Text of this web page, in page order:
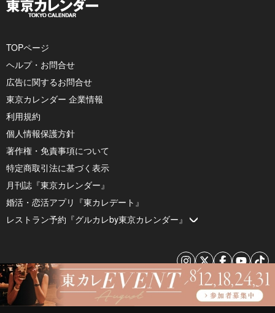
TOPページ
ヘルプ・お問合せ
広告に関するお問合せ
東京カレンダー 企業情報
利用規約
個人情報保護方針
著作権・免責事項について
特定商取引法に基づく表示
月刊誌『東京カレンダー』
婚活・恋活アプリ『東カレデート』
レストラン予約『グルカレby東京カレンダー』
© 2026 by Tokyo Calendar, Inc.